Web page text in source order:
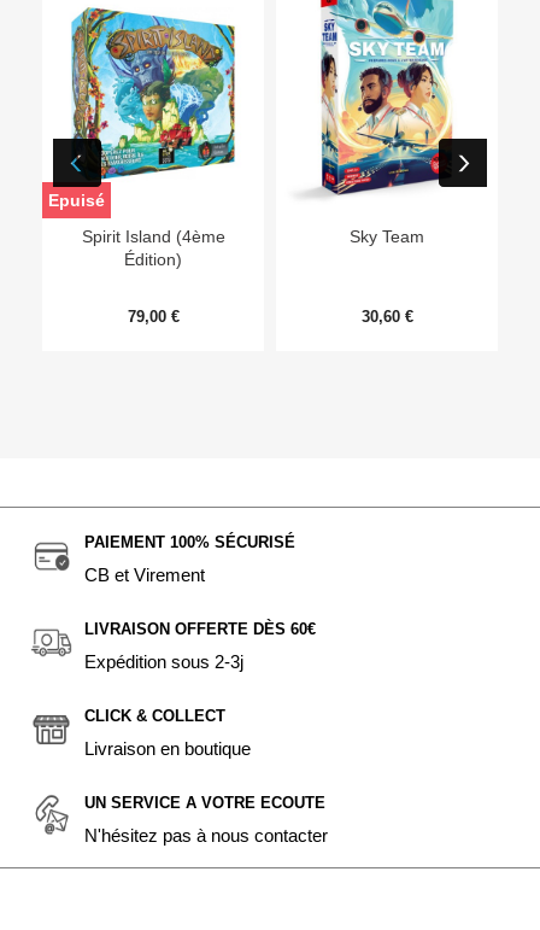
Spirit Island (4ème
Édition)
79,00 €
Epuisé
Sky Team
30,60 €
PAIEMENT 100% SÉCURISÉ
CB et Virement
LIVRAISON OFFERTE DÈS 60€
Expédition sous 2-3j
CLICK & COLLECT
Livraison en boutique
UN SERVICE A VOTRE ECOUTE
N'hésitez pas à nous contacter